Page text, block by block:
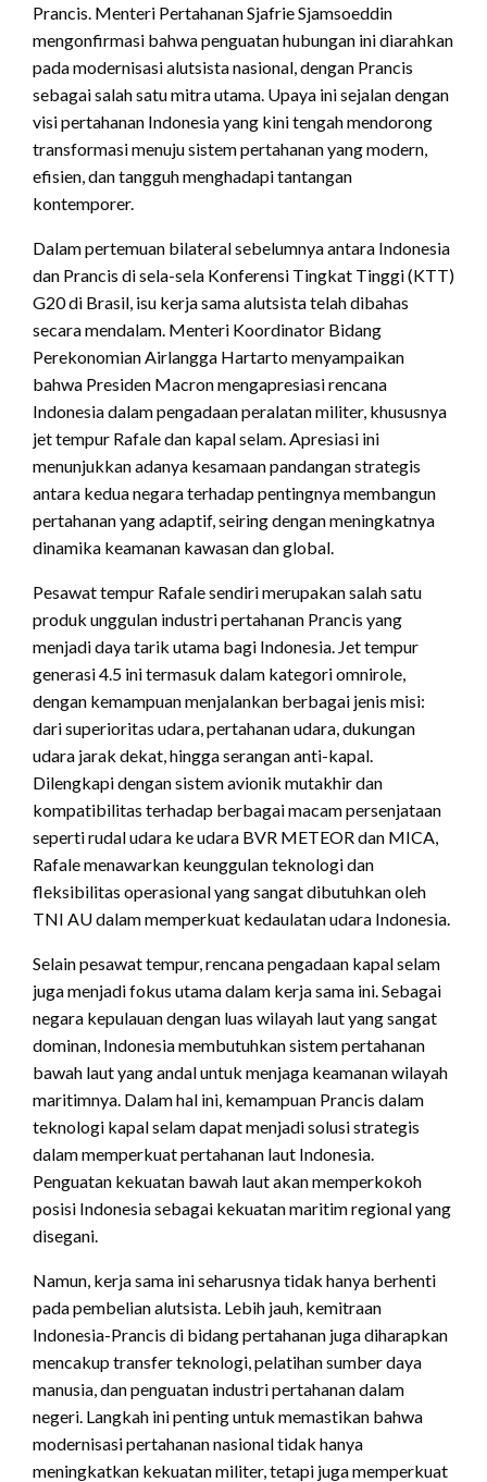
Prancis. Menteri Pertahanan Sjafrie Sjamsoeddin
mengonfirmasi bahwa penguatan hubungan ini diarahkan
pada modernisasi alutsista nasional, dengan Prancis
sebagai salah satu mitra utama. Upaya ini sejalan dengan
visi pertahanan Indonesia yang kini tengah mendorong
transformasi menuju sistem pertahanan yang modern,
efisien, dan tangguh menghadapi tantangan
kontemporer.
Dalam pertemuan bilateral sebelumnya antara Indonesia
dan Prancis di sela-sela Konferensi Tingkat Tinggi (KTT)
G20 di Brasil, isu kerja sama alutsista telah dibahas
secara mendalam. Menteri Koordinator Bidang
Perekonomian Airlangga Hartarto menyampaikan
bahwa Presiden Macron mengapresiasi rencana
Indonesia dalam pengadaan peralatan militer, khususnya
jet tempur Rafale dan kapal selam. Apresiasi ini
menunjukkan adanya kesamaan pandangan strategis
antara kedua negara terhadap pentingnya membangun
pertahanan yang adaptif, seiring dengan meningkatnya
dinamika keamanan kawasan dan global.
Pesawat tempur Rafale sendiri merupakan salah satu
produk unggulan industri pertahanan Prancis yang
menjadi daya tarik utama bagi Indonesia. Jet tempur
generasi 4.5 ini termasuk dalam kategori omnirole,
dengan kemampuan menjalankan berbagai jenis misi:
dari superioritas udara, pertahanan udara, dukungan
udara jarak dekat, hingga serangan anti-kapal.
Dilengkapi dengan sistem avionik mutakhir dan
kompatibilitas terhadap berbagai macam persenjataan
seperti rudal udara ke udara BVR METEOR dan MICA,
Rafale menawarkan keunggulan teknologi dan
fleksibilitas operasional yang sangat dibutuhkan oleh
TNI AU dalam memperkuat kedaulatan udara Indonesia.
Selain pesawat tempur, rencana pengadaan kapal selam
juga menjadi fokus utama dalam kerja sama ini. Sebagai
negara kepulauan dengan luas wilayah laut yang sangat
dominan, Indonesia membutuhkan sistem pertahanan
bawah laut yang andal untuk menjaga keamanan wilayah
maritimnya. Dalam hal ini, kemampuan Prancis dalam
teknologi kapal selam dapat menjadi solusi strategis
dalam memperkuat pertahanan laut Indonesia.
Penguatan kekuatan bawah laut akan memperkokoh
posisi Indonesia sebagai kekuatan maritim regional yang
disegani.
Namun, kerja sama ini seharusnya tidak hanya berhenti
pada pembelian alutsista. Lebih jauh, kemitraan
Indonesia-Prancis di bidang pertahanan juga diharapkan
mencakup transfer teknologi, pelatihan sumber daya
manusia, dan penguatan industri pertahanan dalam
negeri. Langkah ini penting untuk memastikan bahwa
modernisasi pertahanan nasional tidak hanya
meningkatkan kekuatan militer, tetapi juga memperkuat